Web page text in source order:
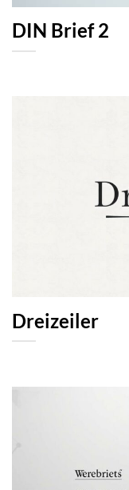
DIN Brief 2
Dreizeiler